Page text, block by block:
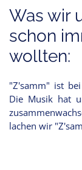
Was wir
schon
wollten:
"Z'samm" ist
Die Musik hat
lachen wir